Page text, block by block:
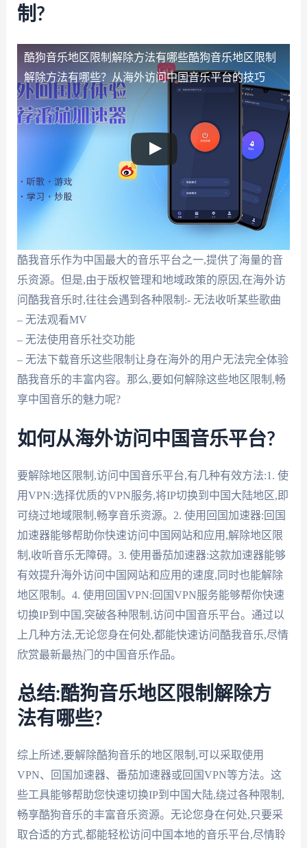
制?
酷狗音乐地区限制解除方法有哪些酷狗音乐地区限制
解除方法有哪些？从海外访问中国音乐平台的技巧
酷我音乐作为中国最大的音乐平台之一,提供了海量的音
乐资源。但是,由于版权管理和地域政策的原因,在海外访
问酷我音乐时,往往会遇到各种限制:- 无法收听某些歌曲
– 无法观看MV
– 无法使用音乐社交功能
– 无法下载音乐这些限制让身在海外的用户无法完全体验
酷我音乐的丰富内容。那么,要如何解除这些地区限制,畅
享中国音乐的魅力呢?
如何从海外访问中国音乐平台?
要解除地区限制,访问中国音乐平台,有几种有效方法:1. 使
用VPN:选择优质的VPN服务,将IP切换到中国大陆地区,即
可绕过地域限制,畅享音乐资源。2. 使用回国加速器:回国
加速器能够帮助你快速访问中国网站和应用,解除地区限
制,收听音乐无障碍。3. 使用番茄加速器:这款加速器能够
有效提升海外访问中国网站和应用的速度,同时也能解除
地区限制。4. 使用回国VPN:回国VPN服务能够帮你快速
切换IP到中国,突破各种限制,访问中国音乐平台。通过以
上几种方法,无论您身在何处,都能快速访问酷我音乐,尽情
欣赏最新最热门的中国音乐作品。
总结:酷狗音乐地区限制解除方
法有哪些?
综上所述,要解除酷狗音乐的地区限制,可以采取使用
VPN、回国加速器、番茄加速器或回国VPN等方法。这
些工具能够帮助您快速切换IP到中国大陆,绕过各种限制,
畅享酷狗音乐的丰富音乐资源。无论您身在何处,只要采
取合适的方式,都能轻松访问中国本地的音乐平台,尽情聆